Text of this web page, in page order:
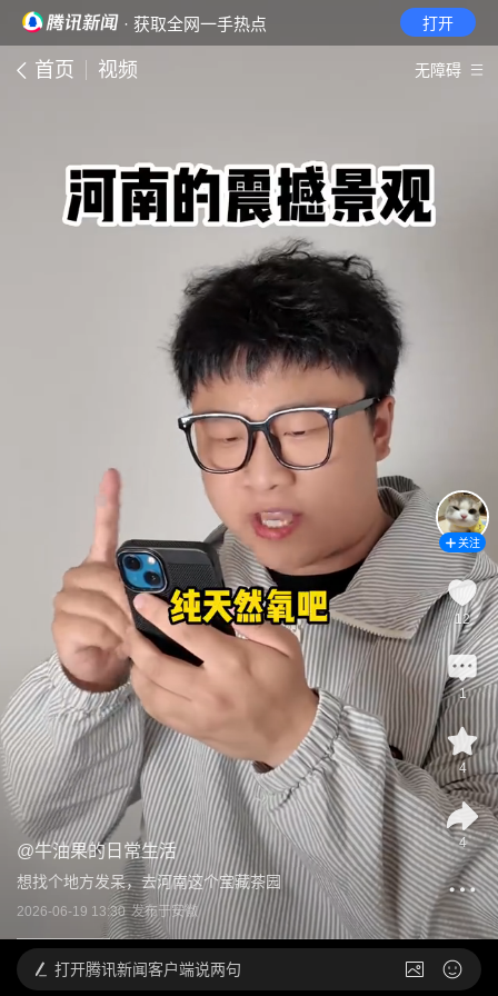
· 获取全网一手热点 打开
首页 视频 无障碍
@牛油果的日常生活
想找个地方发呆，去河南这个宝藏茶园
2026-06-19 13:30 发布于安徽
关注
12
1
4
4
打开腾讯新闻客户端说两句